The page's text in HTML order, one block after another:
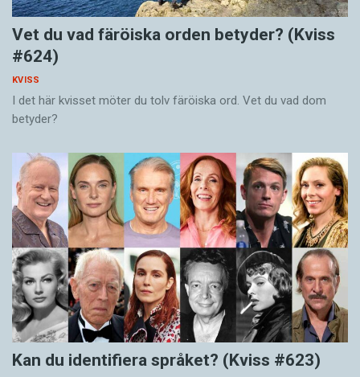
Vet du vad färöiska orden betyder? (Kviss
#624)
KVISS
I det här kvisset möter du tolv färöiska ord. Vet du vad dom
betyder?
Kan du identifiera språket? (Kviss #623)